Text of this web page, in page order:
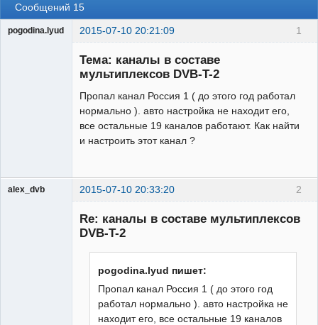
Сообщений 15
1
pogodina.lyud 2015-07-10 20:21:09
Тема: каналы в составе
мультиплексов DVB-T-2
Пропал канал Россия 1 ( до этого год работал
нормально ). авто настройка не находит его,
все остальные 19 каналов работают. Как найти
и настроить этот канал ?
2
alex_dvb 2015-07-10 20:33:20
Re: каналы в составе мультиплексов
DVB-T-2
pogodina.lyud пишет:
Пропал канал Россия 1 ( до этого год
работал нормально ). авто настройка не
находит его, все остальные 19 каналов